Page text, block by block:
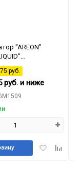
"AREON"
Lemon
руб.
руб. и ниже
Добавить